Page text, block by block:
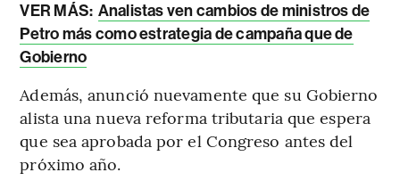
VER MÁS: Analistas ven cambios de ministros de
Petro más como estrategia de campaña que de
Gobierno
Además, anunció nuevamente que su Gobierno
alista una nueva reforma tributaria que espera
que sea aprobada por el Congreso antes del
próximo año.